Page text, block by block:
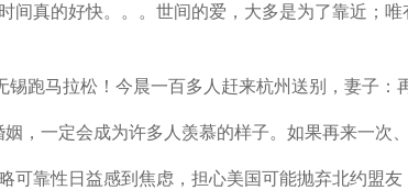
真的好快。。。世间的爱，大多是为了靠近；唯
马拉松！今晨一百多人赶来杭州送别，妻子：
一定会成为许多人羡慕的样子。如果再来一次
性日益感到焦虑，担心美国可能抛弃北约盟友